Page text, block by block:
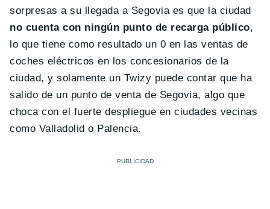
sorpresas a su llegada a Segovia es que la ciudad
no cuenta con ningún punto de recarga público,
lo que tiene como resultado un 0 en las ventas de
coches eléctricos en los concesionarios de la
ciudad, y solamente un Twizy puede contar que ha
salido de un punto de venta de Segovia, algo que
choca con el fuerte despliegue en ciudades vecinas
como Valladolid o Palencia.